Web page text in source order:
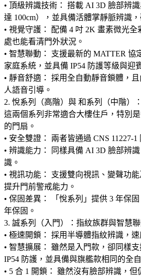
• 頂級辨識技術： 搭載 AI 3D 臉部辨
達 100cm），並具備活體掌靜脈辨識
• 視覺守護： 配備 4 吋 2K 畫素微光
處也能看清門外狀況。
• 智慧聯動： 支援最新的 MATTER 協
家庭系統，並具備 IP54 防護等級與迎
• 靜音舒適： 採用全自動靜音鎖體，
人語音引導。
2. 悅系列（高階）與 和系列（中階）
這兩個系列非常適合大樓住戶，特別
的門扇。
• 安全雙證： 兩者皆通過 CNS 11227-1
• 辨識能力： 同樣具備 AI 3D 臉部辨
識。
• 視訊功能： 支援雙向視訊、變聲功
提升門前警戒能力。
• 保固差異： 「悅系列」提供 3 年保
年保固。
3. 誠系列（入門）：指紋族群與智慧
• 極速開鎖： 採用半導體指紋辨識，速
• 智慧擴展： 雖然是入門款，卻同樣
IP54 防護，並具備與旗艦款相同的全
• 5 合 1 開鎖： 雖然沒有臉部辨識，